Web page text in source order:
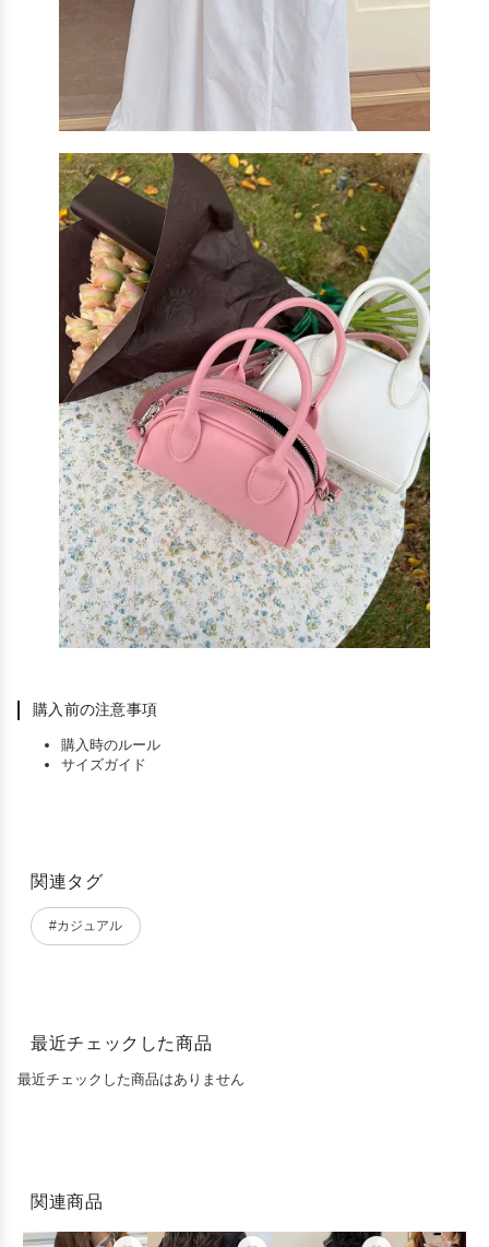
購入前の注意事項
購入時のルール
サイズガイド
関連タグ
#カジュアル
最近チェックした商品
最近チェックした商品はありません
関連商品